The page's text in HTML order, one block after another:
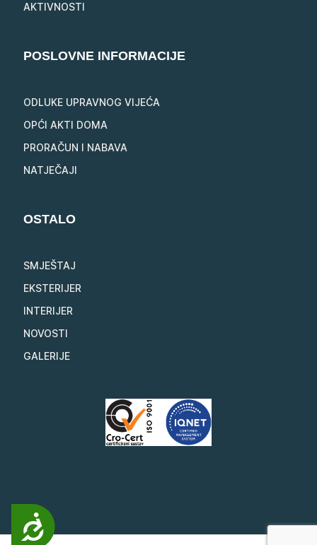
Pristupačnost
AKTIVNOSTI
POSLOVNE INFORMACIJE
ODLUKE UPRAVNOG VIJEĆA
OPĆI AKTI DOMA
PRORAČUN I NABAVA
NATJEČAJI
OSTALO
SMJEŠTAJ
EKSTERIJER
INTERIJER
NOVOSTI
GALERIJE